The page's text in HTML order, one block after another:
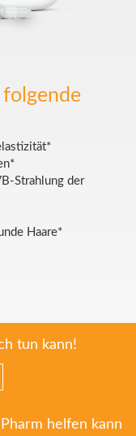
Strahlung der
Haare*
tun kann!
helfen kann